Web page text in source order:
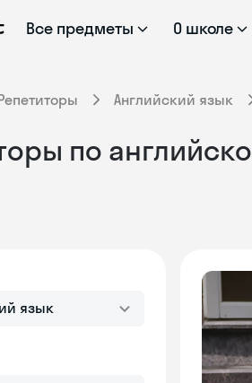
Все предметы О школе
Английский язык
по
язык